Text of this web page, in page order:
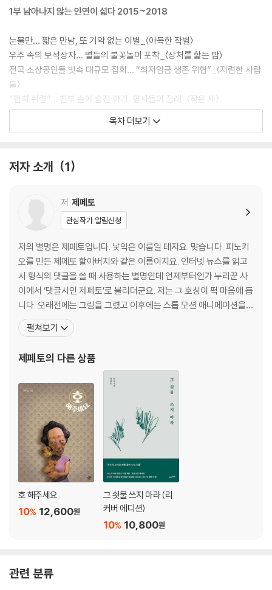
1부 남아나지 않는 인연이 섧다 2015~2018
눈물만… 짧은 만남, 또 기약 없는 이별_〈아득한 작별〉
우주 속의 보석상자… 별들의 불꽃놀이 포착_〈상처를 핥는 밤〉
전국 소상공인들 빗속 대규모 집회… “최저임금 생존 위협”_〈저렴한 사람
들〉
“편히 쉬렴”… 친부 손에 숨진 아기, 형사들이 장례_〈작은 새〉
두 할머니 떠나보낸 다음 날 열린 수요 집회_〈소녀와 수요일〉
둑길 따라 핀 붉은 개양귀비_〈봄의 도리〉
청년은 대인관계, 중장년층은 돈, 노인은 건강 때문에 자살을 택했다_〈할
5월 국화도 소경_〈국화도〉
강제징용노동자상 철거 임박, 지게차 대기_〈지지의 무게〉
“친구 간 평범한 일상처럼, 남북은 이렇게 만나야”_〈멈출 수 없는 꿈〉
“나는 5·18 가해자입니다” 그 말이 그렇게 어렵습니까?_〈본인은〉
노란 꽃물결_〈꽃바다〉
수색 중 가방 발견_〈가만히 있으라〉
벼랑 끝 까치집, 도솔암_〈도솔암〉
정 많은 한국인… 공감 능력 세계 6위_〈어쩌면 뱀일지도 몰라〉
고은 시인 ‘상습 성추행?’… 수원시도 당혹_〈서리〉
꽃과 나비_〈죽어도 좋아〉
비 온 뒤 고개 내민 은하수_〈추억의 연식〉
백남기 농민 적막한 고향집… 보성역 분향소에 100여 명 추모_〈농부의 죽
전봇대 장승_〈전봇대〉
[20대 총선] 오후 3시 투표율 46.5%… 19대 넘어설 듯_〈투표〉
봄 향기 느끼자, 꽃 맞이 걷기 여행길_〈길 그리고 강〉
가족도, 주민도 몰랐던 20대 고독사…, 보름 만에 발견_〈때늦은 배웅〉
푸른 보리밭_〈오월의 보리밭〉
‘눈물바다’로 변한 작별상봉장… 또다시 이별_〈먼 날의 상봉〉
조용기 목사 600억 횡령 혐의 또 피소_〈용기에 대하여〉
고 백남기 농민, 광주 금남로에서 농민 노제 열려_〈노제〉
무섬 외나무다리_〈외나무다리〉
봄바람 타고 순천에도 홍매화 활짝_〈피다〉
푸른 하늘 은하수_〈보물찾기〉
목차 더보기
저자 소개 1
저 제페토
관심작가 알림신청
저의 별명은 제페토입니다. 낯익은 이름일 테지요. 맞습니다. 피노키
오를 만든 제페토 할아버지와 같은 이름이지요. 인터넷 뉴스를 읽고
시 형식의 댓글을 쓸 때 사용하는 별명인데 언제부터인가 누리꾼 사
이에서 ‘댓글시인 제페토’로 불리더군요. 저는 그 호칭이 퍽 마음에 듭
니다. 오래전에는 그림을 그렸고 이후에는 스톱 모션 애니메이션을
공부했으며 지금까지 《그 쇳물 쓰지 마라》, 《우리는 미화되었다》라
는 책을 냈습니다. 그림책을 만들고 싶어 한 지는 오래되었지만 실행
냈습니다. 어린아이부터 노인까지, 모래알
펼쳐보기
제페토의 다른 상품
호 해주세요
12,600원
10%
그 쇳물 쓰지 마라 (리
커버 에디션)
10,800원
10%
관련 분류